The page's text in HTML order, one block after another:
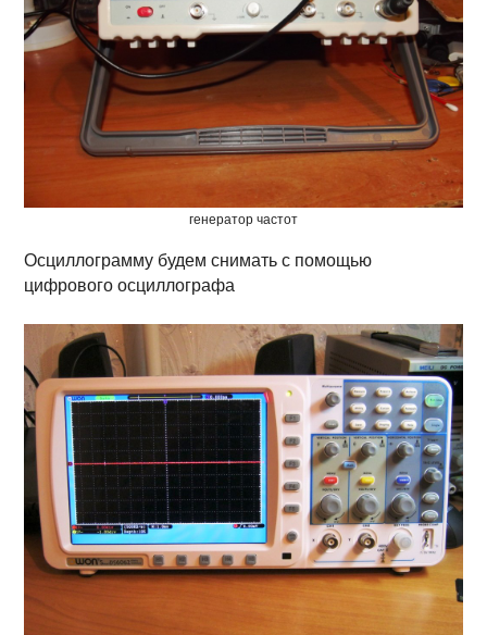
генератор частот
Осциллограмму будем снимать с помощью
цифрового осциллографа